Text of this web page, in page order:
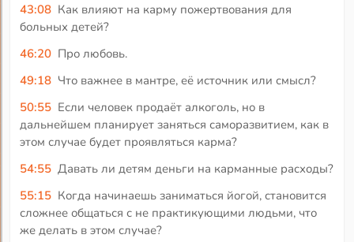
43:08 Как влияют на карму пожертвования для
больных детей?
46:20 Про любовь.
49:18 Что важнее в мантре, её источник или смысл?
50:55 Если человек продаёт алкоголь, но в
дальнейшем планирует заняться саморазвитием, как в
этом случае будет проявляться карма?
54:55 Давать ли детям деньги на карманные расходы?
55:15 Когда начинаешь заниматься йогой, становится
сложнее общаться с не практикующими людьми, что
же делать в этом случае?